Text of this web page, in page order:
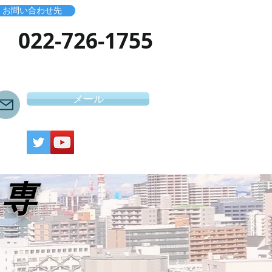
お問い合わせ先
​022-726-1755
メール